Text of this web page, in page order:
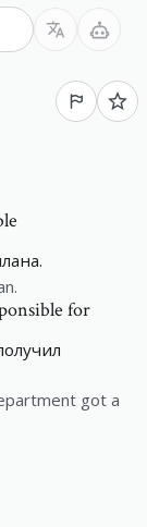
for
got a